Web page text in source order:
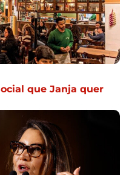
que Janja quer